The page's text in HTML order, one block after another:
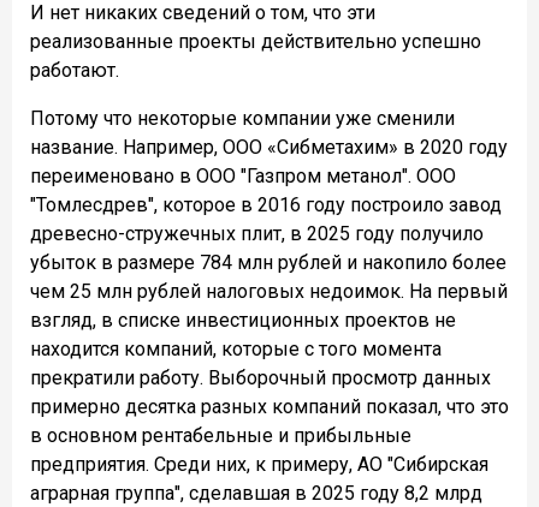
И нет никаких сведений о том, что эти
реализованные проекты действительно успешно
работают.
Потому что некоторые компании уже сменили
название. Например, ООО «Сибметахим» в 2020 году
переименовано в ООО "Газпром метанол". ООО
"Томлесдрев", которое в 2016 году построило завод
древесно-стружечных плит, в 2025 году получило
убыток в размере 784 млн рублей и накопило более
чем 25 млн рублей налоговых недоимок. На первый
взгляд, в списке инвестиционных проектов не
находится компаний, которые с того момента
прекратили работу. Выборочный просмотр данных
примерно десятка разных компаний показал, что это
в основном рентабельные и прибыльные
предприятия. Среди них, к примеру, АО "Сибирская
аграрная группа", сделавшая в 2025 году 8,2 млрд